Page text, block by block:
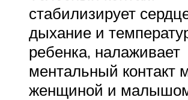
стабилизирует
дыхание и
ребенка, налаживает
ментальный контакт
женщиной и